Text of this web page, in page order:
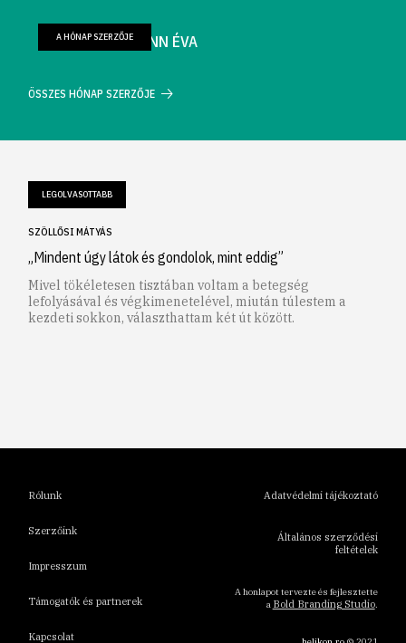
FARKAS WELLMANN ÉVA
A HÓNAP SZERZŐJE
ÖSSZES HÓNAP SZERZŐJE
LEGOLVASOTTABB
SZÖLLŐSI MÁTYÁS
„Mindent úgy látok és gondolok, mint eddig”
Mivel tökéletesen tisztában voltam a betegség
lefolyásával és végkimenetelével, miután túlestem a
kezdeti sokkon, választhattam két út között.
Rólunk
Szerzőink
Impresszum
Támogatók és partnerek
Kapcsolat
Adatvédelmi tájékoztató
Általános szerződési
feltételek
A honlapot tervezte és fejlesztette
a Bold Branding Studio.